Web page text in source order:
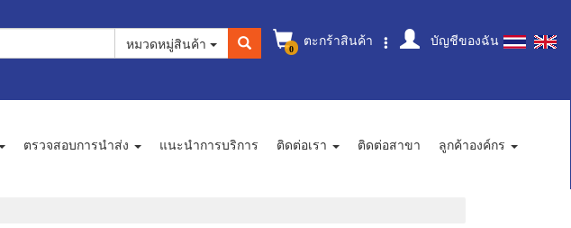
0 ตะกร้าสินค้า บัญชีของฉัน
หมวดหมู่สินค้า
ตรวจสอบการนำส่ง แนะนำการบริการ ติดต่อเรา ติดต่อสาขา
ลูกค้าองค์กร